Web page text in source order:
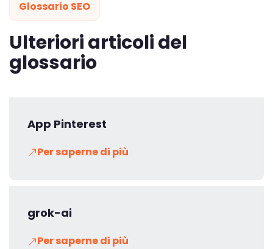
Glossario SEO
Ulteriori articoli del
glossario
App Pinterest
Per saperne di più
grok-ai
Per saperne di più